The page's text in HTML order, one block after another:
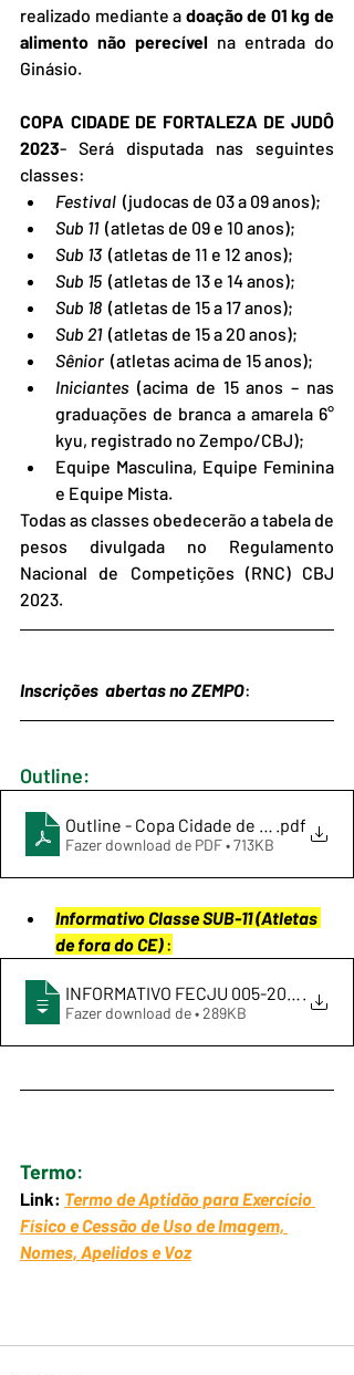
realizado mediante a doação de 01 kg de
alimento não perecível na entrada do
Ginásio.
COPA CIDADE DE FORTALEZA DE JUDÔ
2023- Será disputada nas seguintes
classes:
Festival (judocas de 03 a 09 anos);
Sub 11
  (atletas de 09 e 10 anos);
Sub 13 (atletas de 11 e 12 anos);
Sub 15 (atletas de 13 e 14 anos);
Sub 18
  (atletas de 15 a 17 anos);
Sub 21 (atletas de 15 a 20 anos);
Sênior (atletas acima de 15 anos);
Iniciantes (acima de 15 anos – nas
graduações de branca a amarela 6°
kyu, registrado no Zempo/CBJ);
Equipe Masculina, Equipe Feminina
e Equipe Mista.
Todas as classes obedecerão a tabela de
pesos divulgada no Regulamento
Nacional de Competições (RNC) CBJ
2023.
Inscrições  abertas no ZEMPO:
Outline:
Outline - Copa Cidade de Fortaleza
.pdf
Fazer download de PDF • 713KB
Informativo Classe SUB-11 (Atletas
de fora do CE) :
INFORMATIVO FECJU 005-2023 -
Fazer download de • 289KB
Termo:
Link: Termo de Aptidão para Exercício
Físico e Cessão de Uso de Imagem,
Nomes, Apelidos e Voz